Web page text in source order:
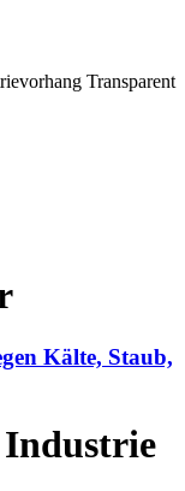
Transparent
Kälte, Staub,